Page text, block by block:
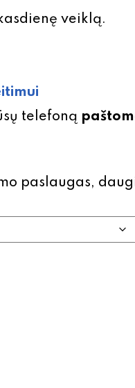
veiklą.
telefoną
paslaugas,